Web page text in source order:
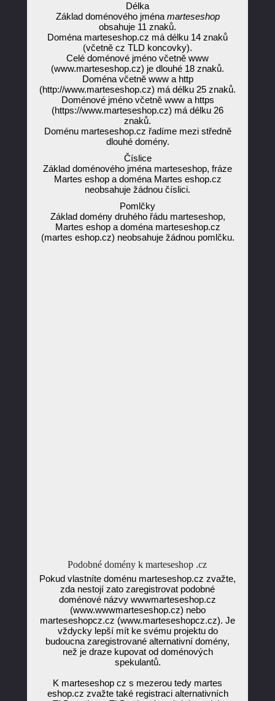
Délka
Základ doménového jména marteseshop
obsahuje 11 znaků.
Doména marteseshop.cz má délku 14 znaků
(včetně cz TLD koncovky).
Celé doménové jméno včetně www
(www.marteseshop.cz) je dlouhé 18 znaků.
Doména včetně www a http
(http://www.marteseshop.cz) má délku 25 znaků.
Doménové jméno včetně www a https
(https://www.marteseshop.cz) má délku 26
znaků.
Doménu marteseshop.cz řadíme mezi středně
dlouhé domény.
Číslice
Základ doménového jména marteseshop, fráze
Martes eshop a doména Martes eshop.cz
neobsahuje žádnou číslici.
Pomlčky
Základ domény druhého řádu marteseshop,
Martes eshop a doména marteseshop.cz
(martes eshop.cz) neobsahuje žádnou pomlčku.
Podobné domény k marteseshop .cz
Pokud vlastníte doménu marteseshop.cz zvažte,
zda nestojí zato zaregistrovat podobné
doménové názvy wwwmarteseshop.cz
(www.wwwmarteseshop.cz) nebo
marteseshopcz.cz (www.marteseshopcz.cz). Je
vždycky lepší mít ke svému projektu do
budoucna zaregistrované alternativní domény,
než je draze kupovat od doménových
spekulantů.
K marteseshop cz s mezerou tedy martes
eshop.cz zvažte také registraci alternativních